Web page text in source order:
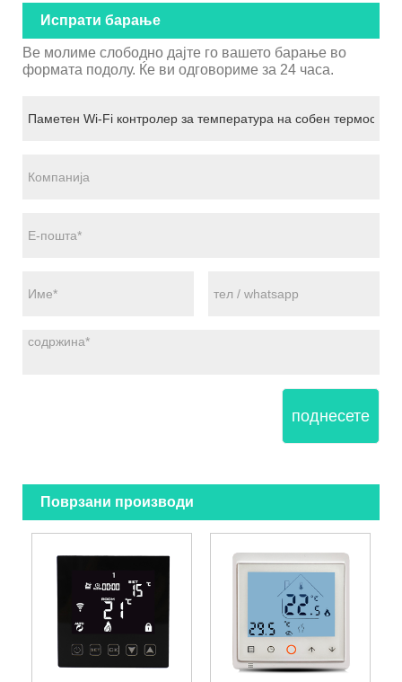
Испрати барање
Ве молиме слободно дајте го вашето барање во
формата подолу. Ќе ви одговориме за 24 часа.
поднесете
Поврзани производи